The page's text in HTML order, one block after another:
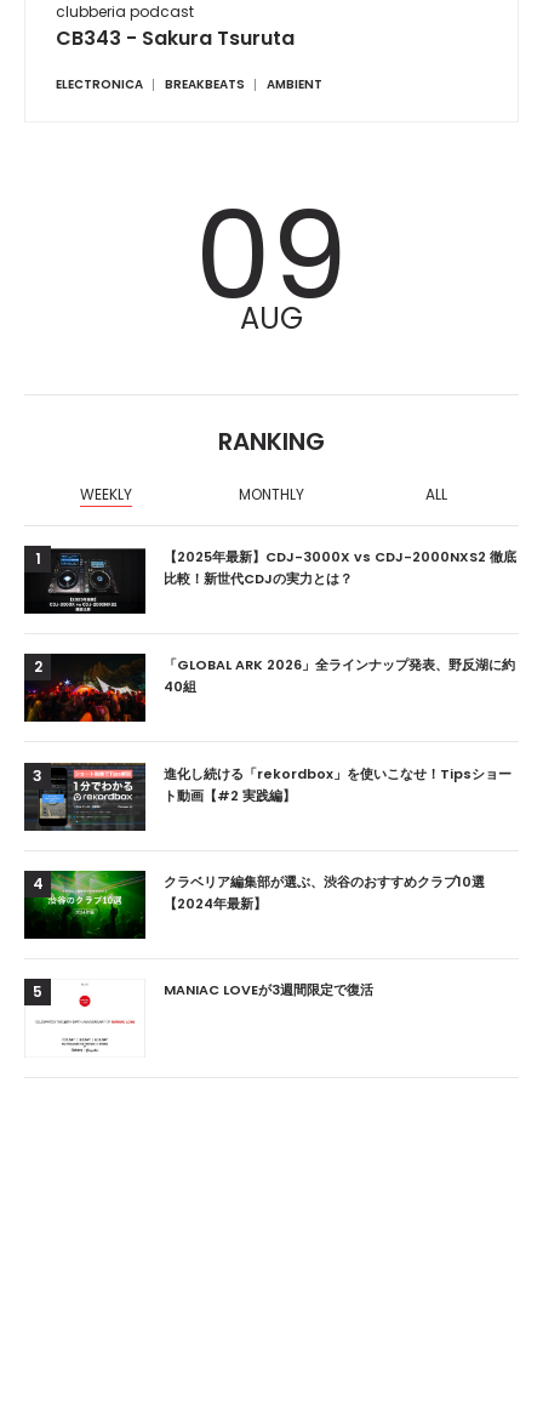
clubberia podcast
CB343 - Sakura Tsuruta
ELECTRONICA BREAKBEATS AMBIENT
09
AUG
RANKING
WEEKLY MONTHLY ALL
1
【2025年最新】CDJ-3000X vs CDJ-2000NXS2 徹底
比較！新世代CDJの実力とは？
2
「GLOBAL ARK 2026」全ラインナップ発表、野反湖に約
40組
3
進化し続ける「rekordbox」を使いこなせ！Tipsショー
ト動画【#2 実践編】
4
クラベリア編集部が選ぶ、渋谷のおすすめクラブ10選
【2024年最新】
5 MANIAC LOVEが3週間限定で復活